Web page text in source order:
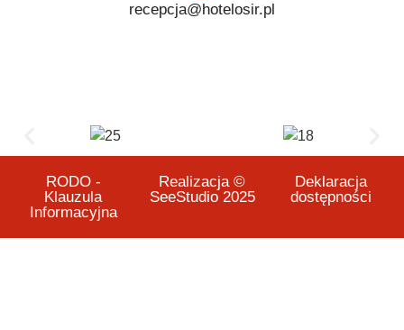
recepcja@hotelosir.pl
RODO -
Klauzula
Informacyjna
Realizacja ©
SeeStudio 2025
Deklaracja
dostępności